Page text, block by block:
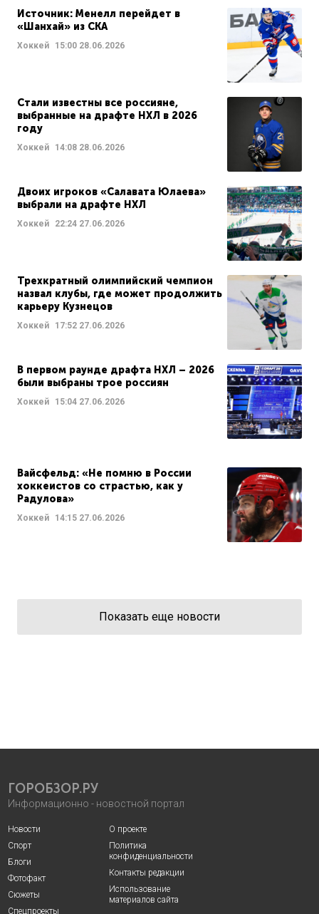
Источник: Менелл перейдет в
«Шанхай» из СКА
Хоккей 15:00 28.06.2026
Стали известны все россияне,
выбранные на драфте НХЛ в 2026
году
Хоккей 14:08 28.06.2026
Двоих игроков «Салавата Юлаева»
выбрали на драфте НХЛ
Хоккей 22:24 27.06.2026
Трехкратный олимпийский чемпион
назвал клубы, где может продолжить
карьеру Кузнецов
Хоккей 17:52 27.06.2026
В первом раунде драфта НХЛ – 2026
были выбраны трое россиян
Хоккей 15:04 27.06.2026
Вайсфельд: «Не помню в России
хоккеистов со страстью, как у
Радулова»
Хоккей 14:15 27.06.2026
Показать еще новости
ГОРОБЗОР.РУ
Информационно - новостной портал
Новости
Спорт
Блоги
Фотофакт
Сюжеты
Спецпроекты
О проекте
Политика
конфиденциальности
Контакты редакции
Использование
материалов сайта